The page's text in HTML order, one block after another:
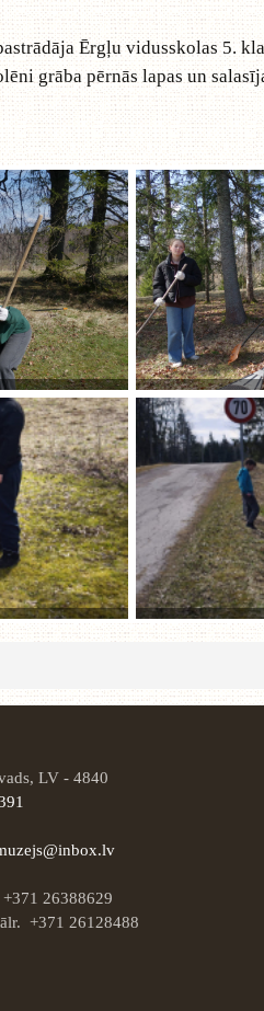
Ērgļu vidusskolas 5.
grāba pērnās lapas un
LV - 4840
26388629
+371 26128488